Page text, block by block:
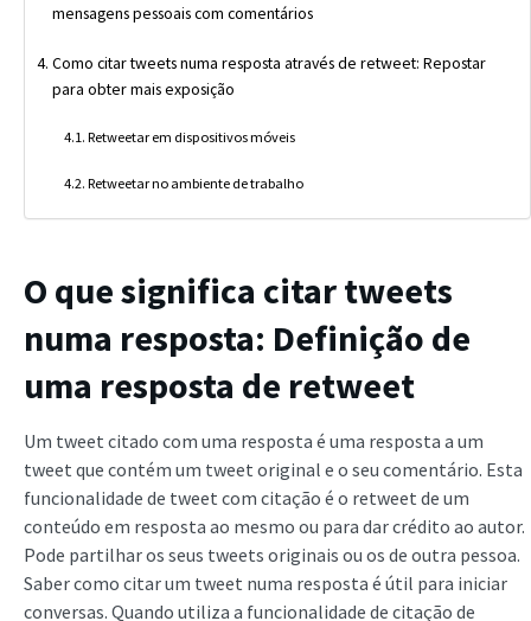
mensagens pessoais com comentários
Como citar tweets numa resposta através de retweet: Repostar
para obter mais exposição
Retweetar em dispositivos móveis
Retweetar no ambiente de trabalho
O que significa citar tweets
numa resposta: Definição de
uma resposta de retweet
Um tweet citado com uma resposta é uma resposta a um
tweet que contém um tweet original e o seu comentário. Esta
funcionalidade de tweet com citação é o retweet de um
conteúdo em resposta ao mesmo ou para dar crédito ao autor.
Pode partilhar os seus tweets originais ou os de outra pessoa.
Saber como citar um tweet numa resposta é útil para iniciar
conversas. Quando utiliza a funcionalidade de citação de